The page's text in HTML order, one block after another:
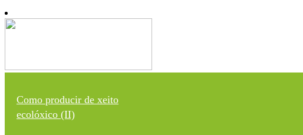
Como producir de xeito
ecolóxico (II)